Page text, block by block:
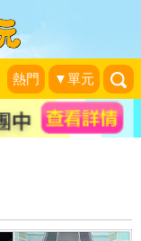
熱門 ▼單元
體驗滿足小
OF